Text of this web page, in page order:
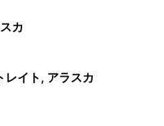
カ
レイト, アラスカ